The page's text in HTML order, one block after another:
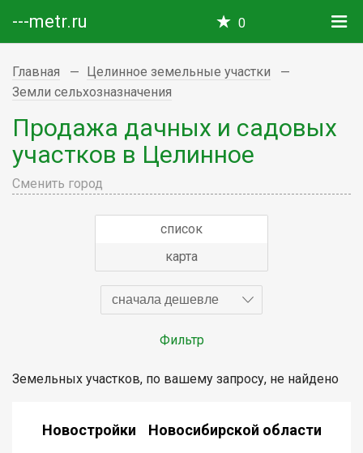
---metr.ru 0
Главная
Целинное земельные участки
Земли сельхозназначения
Продажа дачных и садовых
участков в Целинное
Сменить город
список
карта
сначала дешевле
Фильтр
Земельных участков, по вашему запросу, не найдено
Новостройки Новосибирской области